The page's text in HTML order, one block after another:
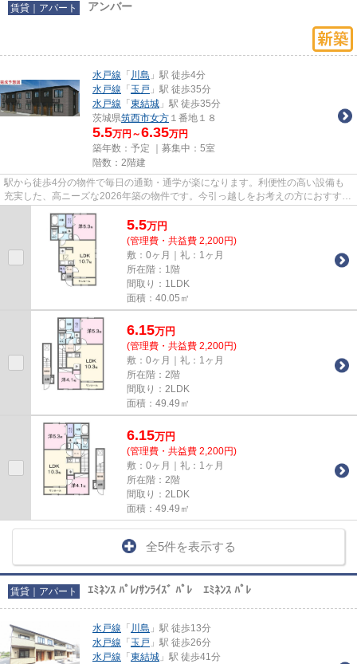
賃貸｜アパート アンバー
水戸線 「 川島 」駅 徒歩4分
水戸線 「 玉戸 」駅 徒歩35分
水戸線 「 東結城 」駅 徒歩35分
茨城県筑西市女方 １番地１８
5.5万円～6.35万円
築年数：予定 ｜募集中： 5室
階数：2階建
駅から徒歩4分の物件で毎日の通勤・通学が楽になります。利便性の高い設備も
充実した、高ニーズな2026年築の物件です。今引っ越しをお考えの方におすすめ
5.5万円
(管理費・共益費 2,200円)
敷：0ヶ月｜礼：1ヶ月
所在階：1階
間取り：1LDK
面積：40.05㎡
6.15万円
(管理費・共益費 2,200円)
敷：0ヶ月｜礼：1ヶ月
所在階：2階
間取り：2LDK
面積：49.49㎡
6.15万円
(管理費・共益費 2,200円)
敷：0ヶ月｜礼：1ヶ月
所在階：2階
間取り：2LDK
面積：49.49㎡
全5件を表示する
賃貸｜アパート ｴﾐﾈﾝｽ ﾊﾟﾚ/ｻﾝﾗｲｽﾞ ﾊﾟﾚ ｴﾐﾈﾝｽ ﾊﾟﾚ
水戸線 「 川島 」駅 徒歩13分
水戸線 「 玉戸 」駅 徒歩26分
水戸線 「 東結城 」駅 徒歩41分